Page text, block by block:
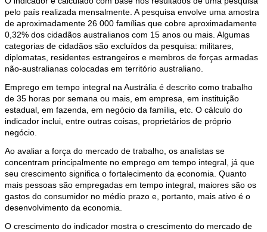
pelo país realizada mensalmente. A pesquisa envolve uma amostra
de aproximadamente 26 000 famílias que cobre aproximadamente
0,32% dos cidadãos australianos com 15 anos ou mais. Algumas
categorias de cidadãos são excluídos da pesquisa: militares,
diplomatas, residentes estrangeiros e membros de forças armadas
não-australianas colocadas em território australiano.
Emprego em tempo integral na Austrália é descrito como trabalho
de 35 horas por semana ou mais, em empresa, em instituição
estadual, em fazenda, em negócio da família, etc. O cálculo do
indicador inclui, entre outras coisas, proprietários de próprio
negócio.
Ao avaliar a força do mercado de trabalho, os analistas se
concentram principalmente no emprego em tempo integral, já que
seu crescimento significa o fortalecimento da economia. Quanto
mais pessoas são empregadas em tempo integral, maiores são os
gastos do consumidor no médio prazo e, portanto, mais ativo é o
desenvolvimento da economia.
O crescimento do indicador mostra o crescimento do mercado de